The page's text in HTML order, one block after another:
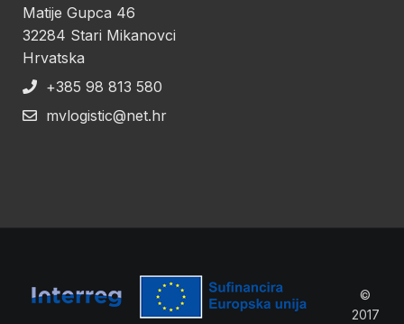
Matije Gupca 46
32284 Stari Mikanovci
Hrvatska
+385 98 813 580
mvlogistic@net.hr
©
2017